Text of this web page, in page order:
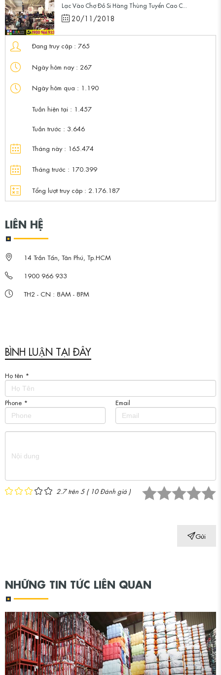
Lạc Vào Chợ Đồ Si Hàng Thùng Tuyển Cao C...
20/11/2018
Đang truy cập : 765
Ngày hôm nay : 267
Ngày hôm qua : 1.190
Tuần hiện tại : 1.457
Tuần trước : 3.646
Tháng này : 165.474
Tháng trước : 170.399
Tổng lượt truy cập : 2.176.187
LIÊN HỆ
14 Trần Tấn, Tân Phú, Tp.HCM
1900 966 933
TH2 - CN : 8AM - 8PM
BÌNH LUẬN TẠI ĐÂY
Họ tên *
Phone * Email
2.7 trên 5( 10Đánh giá )
Gửi
NHỮNG TIN TỨC LIÊN QUAN